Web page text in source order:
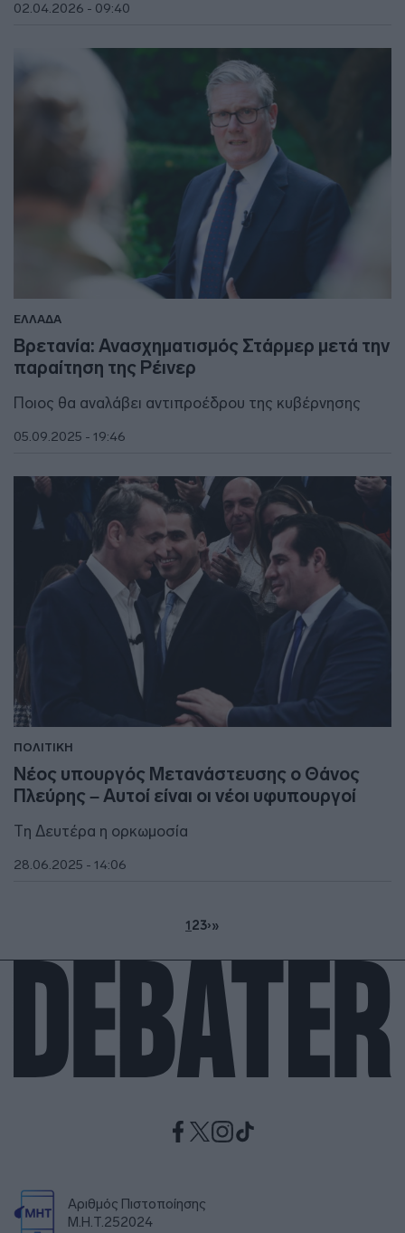
02.04.2026 - 09:40
ΕΛΛΑΔΑ
Βρετανία: Ανασχηματισμός Στάρμερ μετά την
παραίτηση της Ρέινερ
Ποιος θα αναλάβει αντιπροέδρου της κυβέρνησης
05.09.2025 - 19:46
ΠΟΛΙΤΙΚΗ
Νέος υπουργός Μετανάστευσης ο Θάνος
Πλεύρης – Αυτοί είναι οι νέοι υφυπουργοί
Τη Δευτέρα η ορκωμοσία
28.06.2025 - 14:06
123›»
Αριθμός Πιστοποίησης
Μ.Η.Τ.252024